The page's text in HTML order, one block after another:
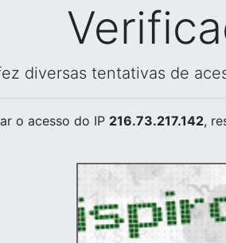
diversas tentativas de
o acesso do IP 216.73.217.142,